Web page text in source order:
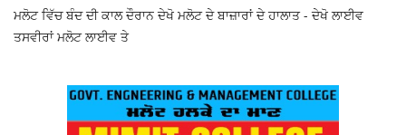
ਮਲੋਟ ਵਿੱਚ ਬੰਦ ਦੀ ਕਾਲ ਦੌਰਾਨ ਦੇਖੋ ਮਲੋਟ ਦੇ ਬਾਜ਼ਾਰਾਂ ਦੇ ਹਾਲਾਤ - ਦੇਖੋ ਲਾਈਵ
ਤਸਵੀਰਾਂ ਮਲੋਟ ਲਾਈਵ ਤੇ